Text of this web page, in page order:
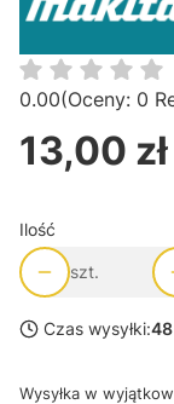
0.00(Oceny: 0
Cena
13,00 zł
Ilość
szt.
Czas wysyłki:
Wysyłka w